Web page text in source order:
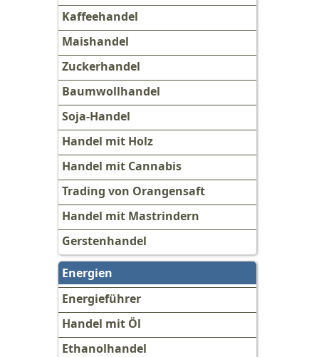
Kaffeehandel
Maishandel
Zuckerhandel
Baumwollhandel
Soja-Handel
Handel mit Holz
Handel mit Cannabis
Trading von Orangensaft
Handel mit Mastrindern
Gerstenhandel
Energien
Energieführer
Handel mit Öl
Ethanolhandel